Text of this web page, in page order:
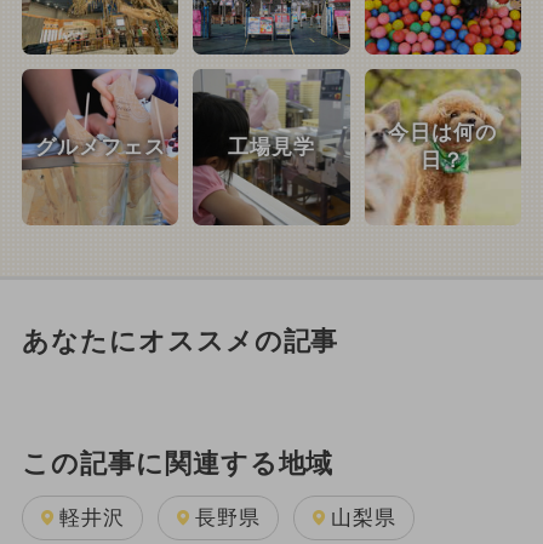
グルメフェス 工場見学
今日は何の
日？
あなたにオススメの記事
この記事に関連する地域
軽井沢 長野県 山梨県